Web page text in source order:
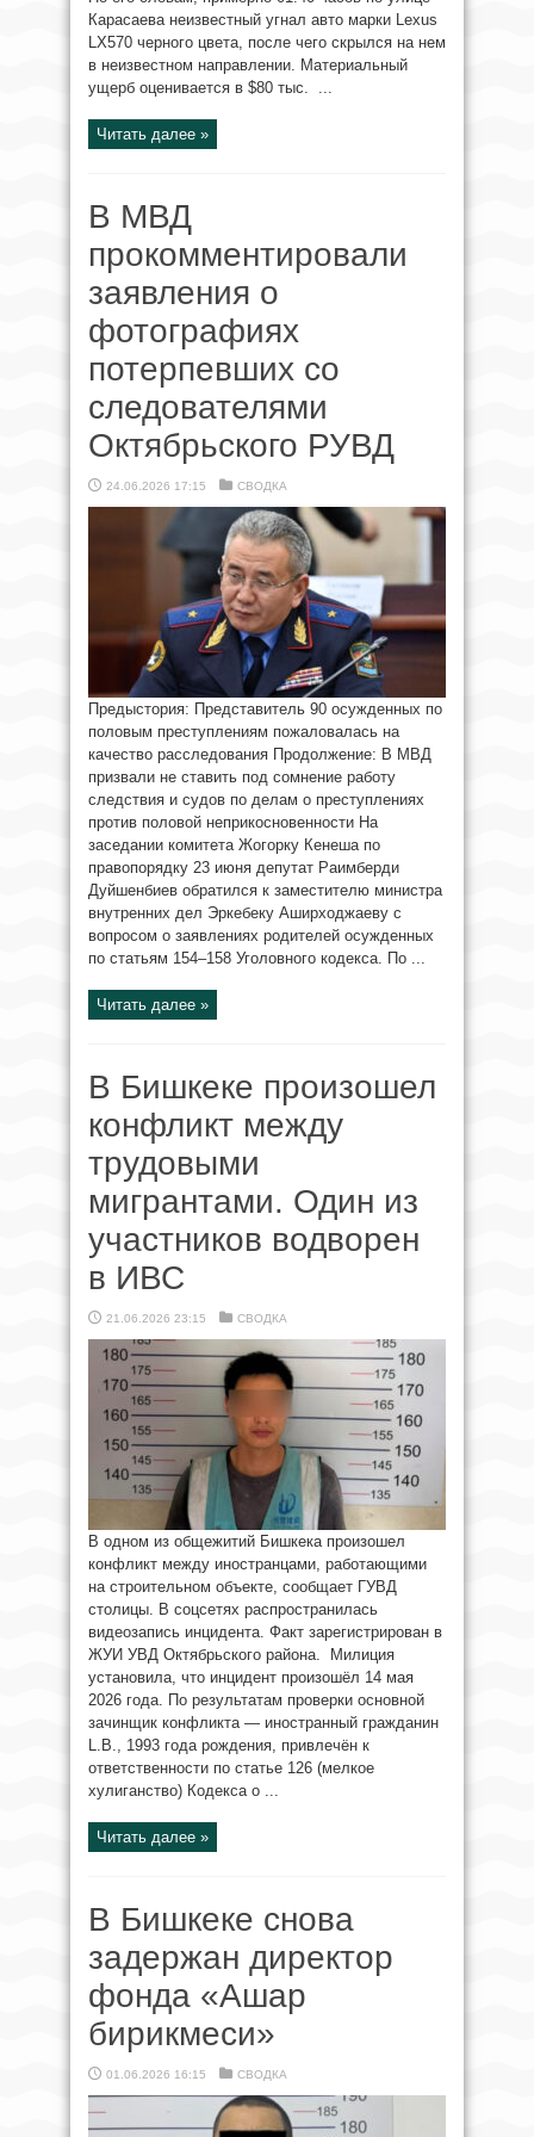
Карасаева неизвестный угнал авто марки Lexus
LX570 черного цвета, после чего скрылся на нем
в неизвестном направлении. Материальный
ущерб оценивается в $80 тыс. ...
Читать далее »
В МВД
прокомментировали
заявления о
фотографиях
потерпевших со
следователями
Октябрьского РУВД
24.06.2026 17:15 СВОДКА
Предыстория: Представитель 90 осужденных по
половым преступлениям пожаловалась на
качество расследования Продолжение: В МВД
призвали не ставить под сомнение работу
следствия и судов по делам о преступлениях
против половой неприкосновенности На
заседании комитета Жогорку Кенеша по
правопорядку 23 июня депутат Раимберди
Дуйшенбиев обратился к заместителю министра
внутренних дел Эркебеку Аширходжаеву с
вопросом о заявлениях родителей осужденных
по статьям 154–158 Уголовного кодекса. По ...
Читать далее »
В Бишкеке произошел
конфликт между
трудовыми
мигрантами. Один из
участников водворен
в ИВС
21.06.2026 23:15 СВОДКА
В одном из общежитий Бишкека произошел
конфликт между иностранцами, работающими
на строительном объекте, сообщает ГУВД
столицы. В соцсетях распространилась
видеозапись инцидента. Факт зарегистрирован в
ЖУИ УВД Октябрьского района. Милиция
установила, что инцидент произошёл 14 мая
2026 года. По результатам проверки основной
зачинщик конфликта — иностранный гражданин
L.B., 1993 года рождения, привлечён к
ответственности по статье 126 (мелкое
хулиганство) Кодекса о ...
Читать далее »
В Бишкеке снова
задержан директор
фонда «Ашар
бирикмеси»
01.06.2026 16:15 СВОДКА